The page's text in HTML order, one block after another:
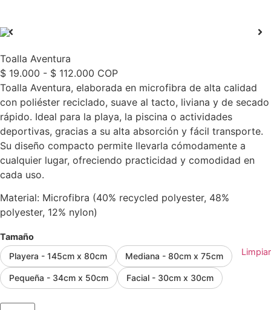
Toalla Aventura
$ 19.000 - $ 112.000 COP
Toalla Aventura, elaborada en microfibra de alta calidad
con poliéster reciclado, suave al tacto, liviana y de secado
rápido. Ideal para la playa, la piscina o actividades
deportivas, gracias a su alta absorción y fácil transporte.
Su diseño compacto permite llevarla cómodamente a
cualquier lugar, ofreciendo practicidad y comodidad en
cada uso.
Material: Microfibra (40% recycled polyester, 48%
polyester, 12% nylon)
Tamaño
Playera - 145cm x 80cm
Mediana - 80cm x 75cm
Pequeña - 34cm x 50cm Facial - 30cm x 30cm
Limpiar